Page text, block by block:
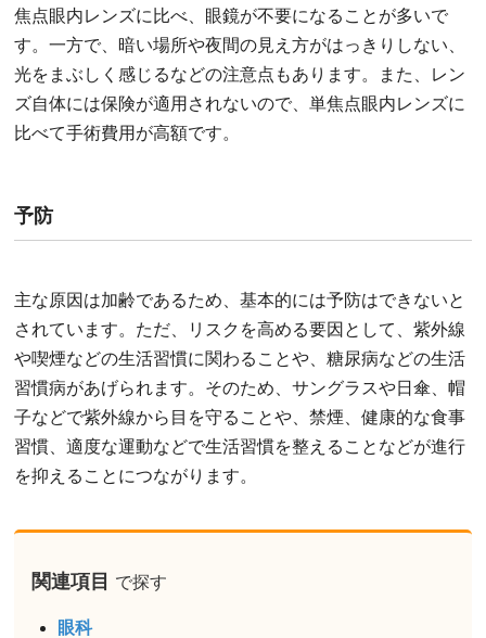
焦点眼内レンズに比べ、眼鏡が不要になることが多いで
す。一方で、暗い場所や夜間の見え方がはっきりしない、
光をまぶしく感じるなどの注意点もあります。また、レン
ズ自体には保険が適用されないので、単焦点眼内レンズに
比べて手術費用が高額です。
予防
主な原因は加齢であるため、基本的には予防はできないと
されています。ただ、リスクを高める要因として、紫外線
や喫煙などの生活習慣に関わることや、糖尿病などの生活
習慣病があげられます。そのため、サングラスや日傘、帽
子などで紫外線から目を守ることや、禁煙、健康的な食事
習慣、適度な運動などで生活習慣を整えることなどが進行
を抑えることにつながります。
関連項目 で探す
眼科